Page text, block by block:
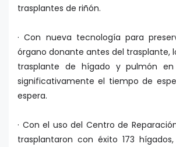
trasplantes de riñón.
· Con nueva tecnología para
órgano donante antes del trasplante,
trasplante de hígado y pulmón en
significativamente el tiempo de
espera.
· Con el uso del Centro de
trasplantaron con éxito 173